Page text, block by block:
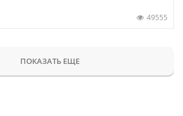
49555
ПОКАЗАТЬ ЕЩЕ